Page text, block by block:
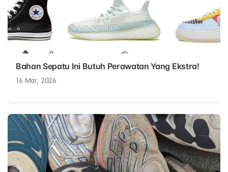
Bahan Sepatu Ini Butuh Perawatan Yang Ekstra!
16 Mar, 2026